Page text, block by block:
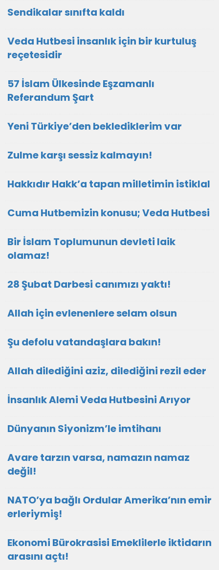
Sendikalar sınıfta kaldı
Veda Hutbesi insanlık için bir kurtuluş
reçetesidir
57 İslam Ülkesinde Eşzamanlı
Referandum Şart
Yeni Türkiye’den beklediklerim var
Zulme karşı sessiz kalmayın!
Hakkıdır Hakk’a tapan milletimin istiklal
Cuma Hutbemizin konusu; Veda Hutbesi
Bir İslam Toplumunun devleti laik
olamaz!
28 Şubat Darbesi canımızı yaktı!
Allah için evlenenlere selam olsun
Şu defolu vatandaşlara bakın!
Allah dilediğini aziz, dilediğini rezil eder
İnsanlık Alemi Veda Hutbesini Arıyor
Dünyanın Siyonizm’le imtihanı
Avare tarzın varsa, namazın namaz
değil!
NATO’ya bağlı Ordular Amerika’nın emir
erleriymiş!
Ekonomi Bürokrasisi Emeklilerle iktidarın
arasını açtı!